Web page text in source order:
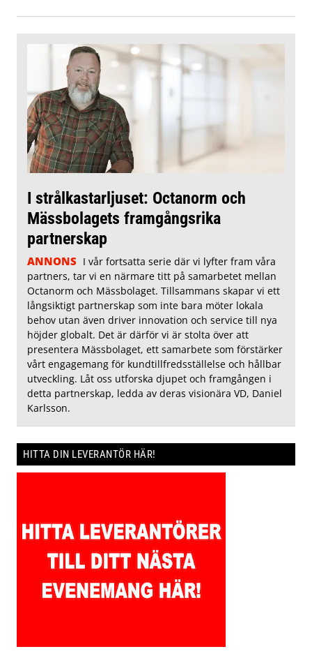
I strålkastarljuset: Octanorm och
Mässbolagets framgångsrika
partnerskap
ANNONS I vår fortsatta serie där vi lyfter fram våra
partners, tar vi en närmare titt på samarbetet mellan
Octanorm och Mässbolaget. Tillsammans skapar vi ett
långsiktigt partnerskap som inte bara möter lokala
behov utan även driver innovation och service till nya
höjder globalt. Det är därför vi är stolta över att
presentera Mässbolaget, ett samarbete som förstärker
vårt engagemang för kundtillfredsställelse och hållbar
utveckling. Låt oss utforska djupet och framgången i
detta partnerskap, ledda av deras visionära VD, Daniel
Karlsson.
HITTA DIN LEVERANTÖR HÄR!